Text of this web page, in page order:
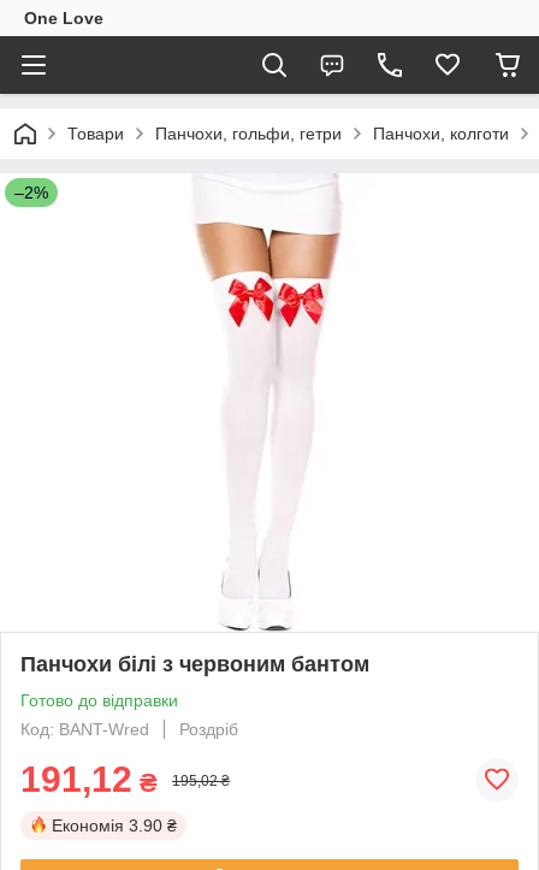
One Love
Товари Панчохи, гольфи, гетри Панчохи, колготи
–2%
Панчохи білі з червоним бантом
Готово до відправки
Код: BANT-Wred
Роздріб
191,12 ₴ 195,02 ₴
Економія 3.90 ₴